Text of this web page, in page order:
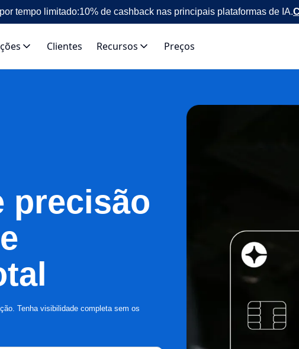
tempo limitado:10% de cashback nas principais plataformas de IA.
Clientes Recursos Preços
precisão
Tenha visibilidade completa sem os